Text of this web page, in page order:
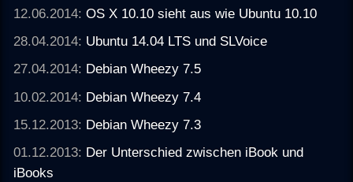
12.06.2014:OS X 10.10 sieht aus wie Ubuntu 10.10
28.04.2014: Ubuntu 14.04 LTS und SLVoice
27.04.2014: Debian Wheezy 7.5
10.02.2014: Debian Wheezy 7.4
15.12.2013: Debian Wheezy 7.3
01.12.2013: Der Unterschied zwischen iBook und
iBooks